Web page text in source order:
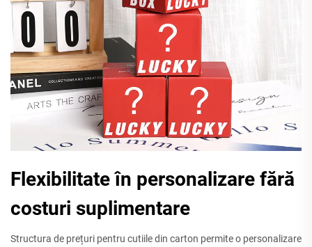
Flexibilitate în personalizare fără
costuri suplimentare
Structura de prețuri pentru cutiile din carton permite o personalizare